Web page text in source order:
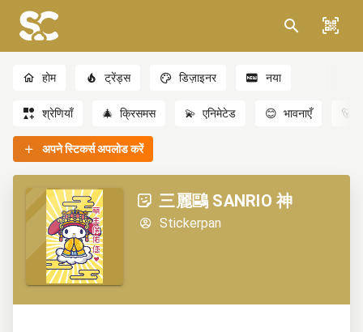
होम ट्रेंड्स डिज़ाइनर नया
श्रेणियाँ 🎄 क्रिसमस 💫 एनिमेटेड 😊 भावनाएँ 🐻
अपने स्टिकर्स अपलोड करें
三麗鷗 SANRIO 神
Stickerpan